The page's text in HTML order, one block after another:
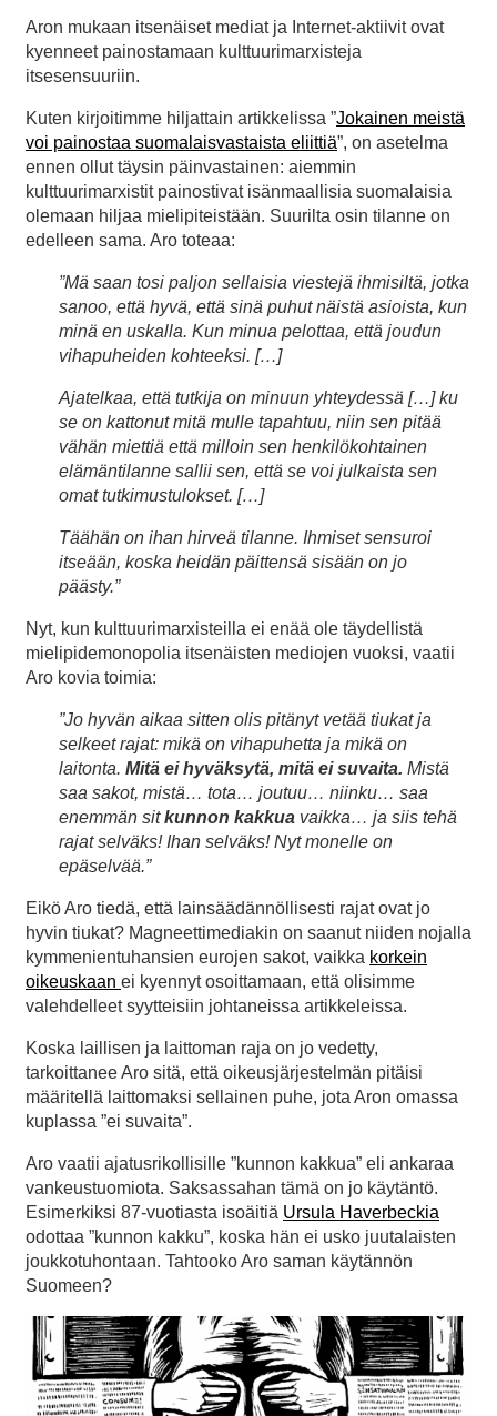
Aron mukaan itsenäiset mediat ja Internet-aktiivit ovat
kyenneet painostamaan kulttuurimarxisteja
itsesensuuriin.
Kuten kirjoitimme hiljattain artikkelissa ”Jokainen meistä
voi painostaa suomalaisvastaista eliittiä”, on asetelma
ennen ollut täysin päinvastainen: aiemmin
kulttuurimarxistit painostivat isänmaallisia suomalaisia
olemaan hiljaa mielipiteistään. Suurilta osin tilanne on
edelleen sama. Aro toteaa:
”Mä saan tosi paljon sellaisia viestejä ihmisiltä, jotka
sanoo, että hyvä, että sinä puhut näistä asioista, kun
minä en uskalla. Kun minua pelottaa, että joudun
vihapuheiden kohteeksi. […]
Ajatelkaa, että tutkija on minuun yhteydessä […] ku
se on kattonut mitä mulle tapahtuu, niin sen pitää
vähän miettiä että milloin sen henkilökohtainen
elämäntilanne sallii sen, että se voi julkaista sen
omat tutkimustulokset. […]
Täähän on ihan hirveä tilanne. Ihmiset sensuroi
itseään, koska heidän päittensä sisään on jo
päästy.”
Nyt, kun kulttuurimarxisteilla ei enää ole täydellistä
mielipidemonopolia itsenäisten mediojen vuoksi, vaatii
Aro kovia toimia:
”Jo hyvän aikaa sitten olis pitänyt vetää tiukat ja
selkeet rajat: mikä on vihapuhetta ja mikä on
laitonta. Mitä ei hyväksytä, mitä ei suvaita. Mistä
saa sakot, mistä… tota… joutuu… niinku… saa
enemmän sitkunnon kakkua vaikka… ja siis tehä
rajat selväks! Ihan selväks! Nyt monelle on
epäselvää.”
Eikö Aro tiedä, että lainsäädännöllisesti rajat ovat jo
hyvin tiukat? Magneettimediakin on saanut niiden nojalla
kymmenientuhansien eurojen sakot, vaikka korkein
oikeuskaan ei kyennyt osoittamaan, että olisimme
valehdelleet syytteisiin johtaneissa artikkeleissa.
Koska laillisen ja laittoman raja on jo vedetty,
tarkoittanee Aro sitä, että oikeusjärjestelmän pitäisi
määritellä laittomaksi sellainen puhe, jota Aron omassa
kuplassa ”ei suvaita”.
Aro vaatii ajatusrikollisille ”kunnon kakkua” eli ankaraa
vankeustuomiota. Saksassahan tämä on jo käytäntö.
Esimerkiksi 87-vuotiasta isoäitiä Ursula Haverbeckia
odottaa ”kunnon kakku”, koska hän ei usko juutalaisten
joukkotuhontaan. Tahtooko Aro saman käytännön
Suomeen?